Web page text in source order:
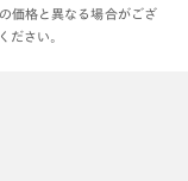
価格と異なる場合がござ
ださい。